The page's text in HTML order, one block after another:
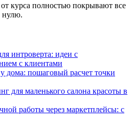
курса полностью покрывают все
нулю.
интроверта: идеи с
с клиентами
дома: пошаговый расчет точки
для маленького салона красоты в
работы через маркетплейсы: с